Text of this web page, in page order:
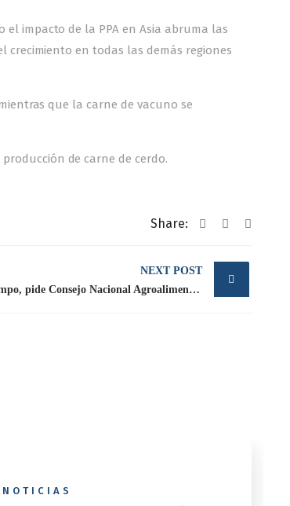
el impacto de la PPA en Asia abruma las
crecimiento en todas las demás regiones
que la carne de vacuno se
de carne de cerdo.
Share:
NEXT POST
No matar al campo, pide Consejo Nacional Agroalimentario
NOTICIAS